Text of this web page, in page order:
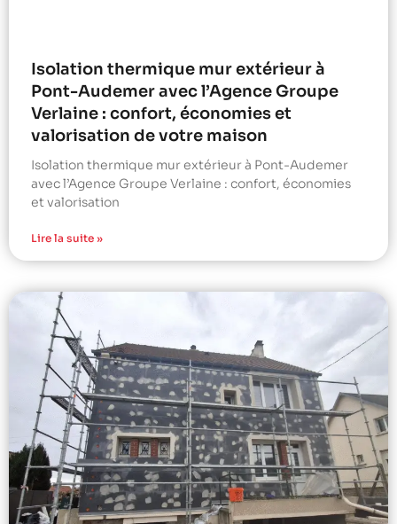
Isolation thermique mur extérieur à
Pont-Audemer avec l’Agence Groupe
Verlaine : confort, économies et
valorisation de votre maison
Isolation thermique mur extérieur à Pont-Audemer
avec l’Agence Groupe Verlaine : confort, économies
et valorisation
Lire la suite »